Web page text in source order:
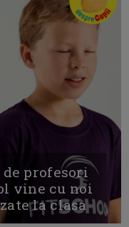
de profesori
vine cu noi
la clasa